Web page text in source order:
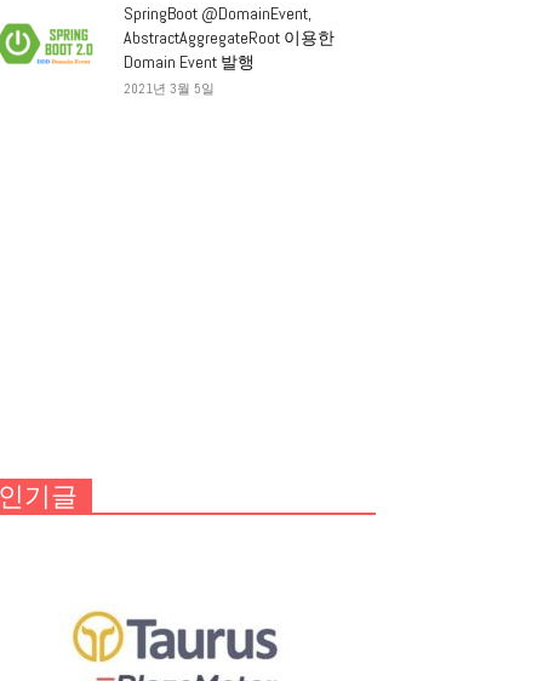
SpringBoot @DomainEvent,
AbstractAggregateRoot 이용한
Domain Event 발행
2021년 3월 5일
기글